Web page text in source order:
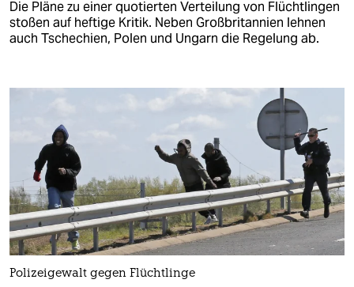
Die Pläne zu einer quotierten Verteilung von Flüchtlingen
stoßen auf heftige Kritik. Neben Großbritannien lehnen
auch Tschechien, Polen und Ungarn die Regelung ab.
Polizeigewalt gegen Flüchtlinge